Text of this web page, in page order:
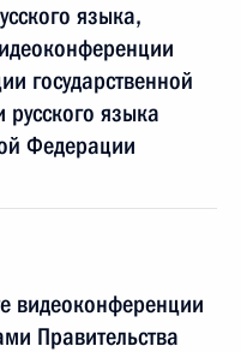
языка,
государственной
языка
Федерации
видеоконференции
Правительства